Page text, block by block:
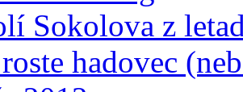
Sokolova z
hadovec